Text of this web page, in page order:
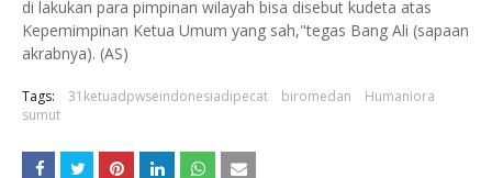
di lakukan para pimpinan wilayah bisa disebut kudeta atas
Kepemimpinan Ketua Umum yang sah,"tegas Bang Ali (sapaan
akrabnya). (AS)
Tags: 31ketuadpwseindonesiadipecat biromedan
Humaniora
sumut